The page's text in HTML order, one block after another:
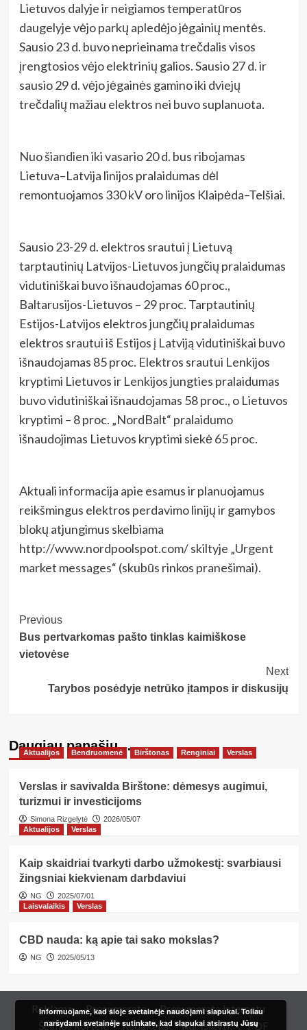
Lietuvos dalyje ir neigiamos temperatūros
daugelyje vėjo parkų apledėjo jėgainių mentės.
Sausio 23 d. buvo neprieinama trečdalis visos
įrengtosios vėjo elektrinių galios. Sausio 27 d. ir
sausio 29 d. vėjo jėgainės gamino iki dviejų
trečdalių mažiau elektros nei buvo suplanuota.
Nuo šiandien iki vasario 20 d. bus ribojamas
Lietuva–Latvija linijos pralaidumas dėl
remontuojamos 330 kV oro linijos Klaipėda–Telšiai.
Sausio 23-29 d. elektros srautui į Lietuvą
tarptautinių Latvijos-Lietuvos jungčių pralaidumas
vidutiniškai buvo išnaudojamas 60 proc.,
Baltarusijos-Lietuvos – 29 proc. Tarptautinių
Estijos-Latvijos elektros jungčių pralaidumas
elektros srautui iš Estijos į Latviją vidutiniškai buvo
išnaudojamas 85 proc. Elektros srautui Lenkijos
kryptimi Lietuvos ir Lenkijos jungties pralaidumas
buvo vidutiniškai išnaudojamas 58 proc., o Lietuvos
kryptimi – 8 proc. „NordBalt“ pralaidumo
išnaudojimas Lietuvos kryptimi siekė 65 proc.
Aktuali informacija apie esamus ir planuojamus
reikšmingus elektros perdavimo linijų ir gamybos
blokų atjungimus skelbiama
http://www.nordpoolspot.com/ skiltyje „Urgent
market messages“ (skubūs rinkos pranešimai).
Post
Navigation
Previous
Bus pertvarkomas pašto tinklas kaimiškose
vietovėse
Next
Tarybos posėdyje netrūko įtampos ir diskusijų
Daugiau panašių…
Aktualijos Bendruomenė Birštonas Renginiai Verslas
Verslas ir savivalda Birštone: dėmesys augimui,
turizmui ir investicijoms
Simona Rizgelytė
2026/05/07
Aktualijos
Verslas
Kaip skaidriai tvarkyti darbo užmokestį: svarbiausi
žingsniai kiekvienam darbdaviui
NG
2025/07/01
Laisvalaikis
Verslas
CBD nauda: ką apie tai sako mokslas?
NG 2025/05/13
Reklama Prenumerata
Prenumerata internetu
Šeimos kortelė
Redakcija Kur įsigyti? PDF
Informuojame, kad šioje svetainėje naudojami slapukai. Toliau
naršydami svetainėje sutinkate, kad slapukai atsirastų Jūsų